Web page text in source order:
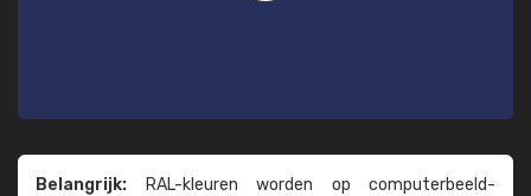
Belangrijk: RAL-kleuren worden op computer­beeld­